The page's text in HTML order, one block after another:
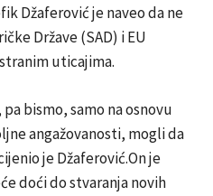
Džaferović je naveo da ne
Države (SAD) i EU
uticajima.
bismo, samo na osnovu
angažovanosti, mogli da
je Džaferović.On je
doći do stvaranja novih